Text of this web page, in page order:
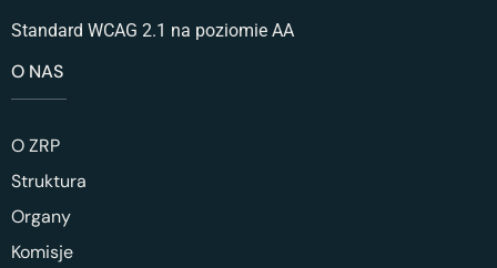
Standard WCAG 2.1 na poziomie AA
O NAS
O ZRP
Struktura
Organy
Komisje